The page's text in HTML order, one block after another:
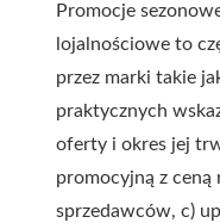
Promocje
lojalnościowe to
przez marki takie
praktycznych
oferty i okres jej
promocyjną z ceną
sprzedawców, c)